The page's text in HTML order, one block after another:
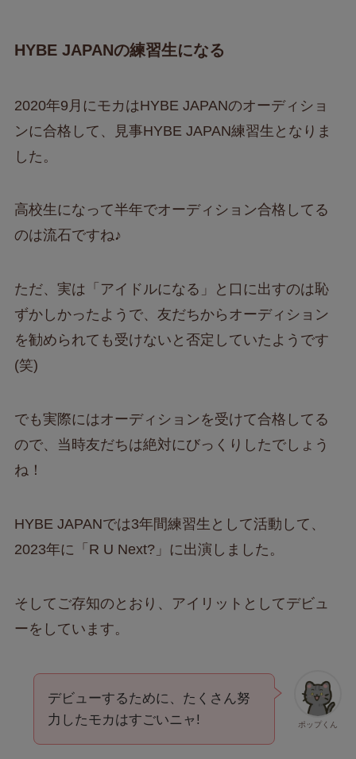
HYBE JAPANの練習生になる
2020年9月にモカはHYBE JAPANのオーディショ
ンに合格して、見事HYBE JAPAN練習生となりま
した。
高校生になって半年でオーディション合格してる
のは流石ですね♪
ただ、実は「アイドルになる」と口に出すのは恥
ずかしかったようで、友だちからオーディション
を勧められても受けないと否定していたようです
(笑)
でも実際にはオーディションを受けて合格してる
ので、当時友だちは絶対にびっくりしたでしょう
ね！
HYBE JAPANでは3年間練習生として活動して、
2023年に「R U Next?」に出演しました。
そしてご存知のとおり、アイリットとしてデビュ
ーをしています。
ポップくん
デビューするために、たくさん努
力したモカはすごいニャ!